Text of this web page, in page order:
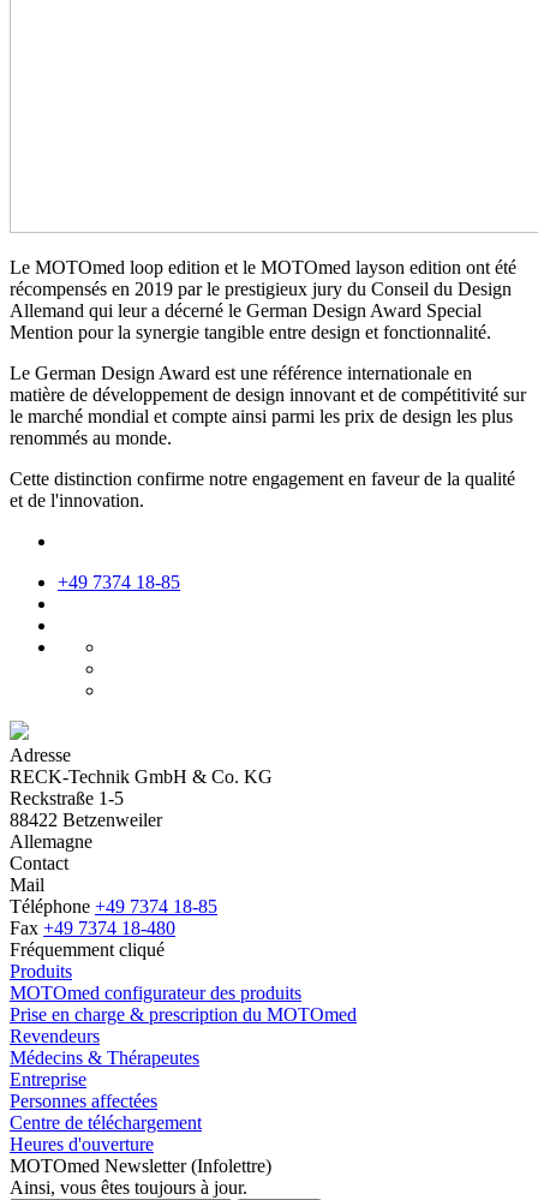
Le MOTOmed loop edition et le MOTOmed layson edition ont été
récompensés en 2019 par le prestigieux jury du Conseil du Design
Allemand qui leur a décerné le German Design Award Special
Mention pour la synergie tangible entre design et fonctionnalité.
Le German Design Award est une référence internationale en
matière de développement de design innovant et de compétitivité sur
le marché mondial et compte ainsi parmi les prix de design les plus
renommés au monde.
Cette distinction confirme notre engagement en faveur de la qualité
et de l'innovation.
+49 7374 18-85
Adresse
RECK-Technik GmbH & Co. KG
Reckstraße 1-5
88422 Betzenweiler
Allemagne
Contact
Mail
Téléphone +49 7374 18-85
Fax +49 7374 18-480
Fréquemment cliqué
Produits
MOTOmed configurateur des produits
Prise en charge & prescription du MOTOmed
Revendeurs
Médecins & Thérapeutes
Entreprise
Personnes affectées
Centre de téléchargement
Heures d'ouverture
MOTOmed Newsletter (Infolettre)
Ainsi, vous êtes toujours à jour.